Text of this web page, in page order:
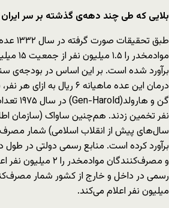
بلایی که طی چند دهه‌ی گذشته بر سر
طبق
برآورد شده است. بر این اساس در بودجه‌ی
درمان این عده ماهیانه ۶
نفر تخمین زدند. هم‌چنین ساواک (سازمان
و مصرف‌کنندگان
میلیون نفر اعلام می‌کند.